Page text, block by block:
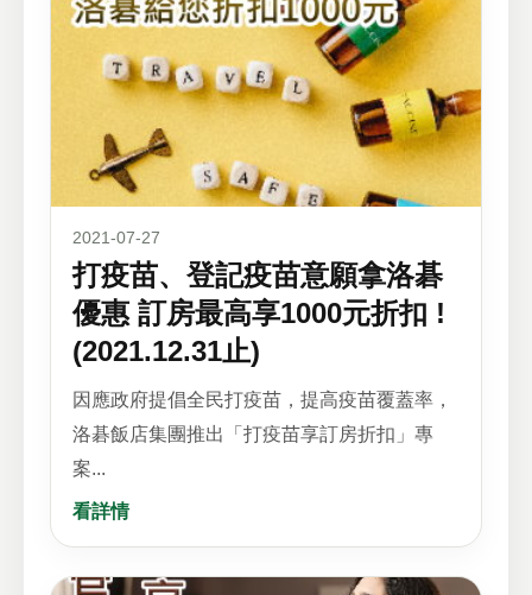
2021-07-27
打疫苗、登記疫苗意願拿洛碁
優惠 訂房最高享1000元折扣 !
(2021.12.31止)
因應政府提倡全民打疫苗，提高疫苗覆蓋率，
洛碁飯店集團推出「打疫苗享訂房折扣」專
案...
看詳情